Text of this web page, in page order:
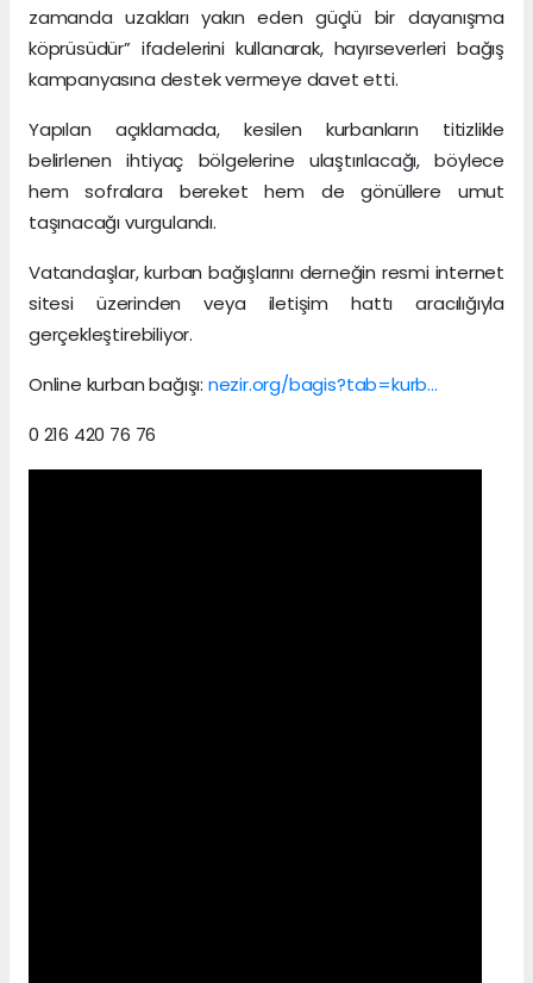
zamanda uzakları yakın eden güçlü bir dayanışma
köprüsüdür” ifadelerini kullanarak, hayırseverleri bağış
kampanyasına destek vermeye davet etti.
Yapılan açıklamada, kesilen kurbanların titizlikle
belirlenen ihtiyaç bölgelerine ulaştırılacağı, böylece
hem sofralara bereket hem de gönüllere umut
taşınacağı vurgulandı.
Vatandaşlar, kurban bağışlarını derneğin resmi internet
sitesi üzerinden veya iletişim hattı aracılığıyla
gerçekleştirebiliyor.
Online kurban bağışı: nezir.org/bagis?tab=kurb…
0 216 420 76 76